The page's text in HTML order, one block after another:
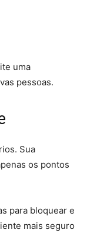
uma
pessoas.
Sua
os pontos
para bloquear e
mais seguro